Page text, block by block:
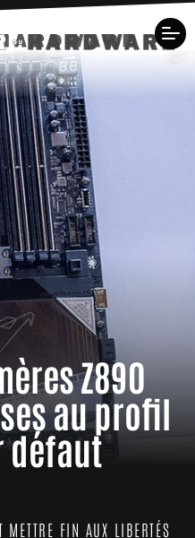
Z890
au profil
défaut
FIN AUX LIBERTÉS